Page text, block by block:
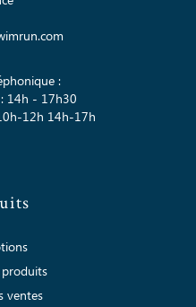
:
14h - 17h30
12h 14h-17h
ventes